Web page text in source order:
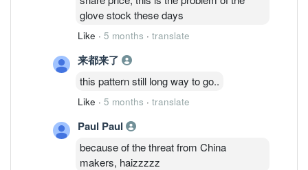
​亮点： 现金流极其强悍，净现金头寸依
然是行业“天花板”级别。
​2️⃣ 行业共性：这是一场“成本管理”的耐
力赛
​纵观目前整个手套行业，大家面临的困境
大同小异：
​销量（Sales）与平均售价（ASP）承
压： 面对中国厂商的价格激战，大马手
套厂的销售额确实受到挤压。
glove stock these days
Like · 5 months · translate
来都来了
this pattern still long way to go..
Like · 5 months · translate
Paul Paul
because of the threat from China
makers, haizzzzz